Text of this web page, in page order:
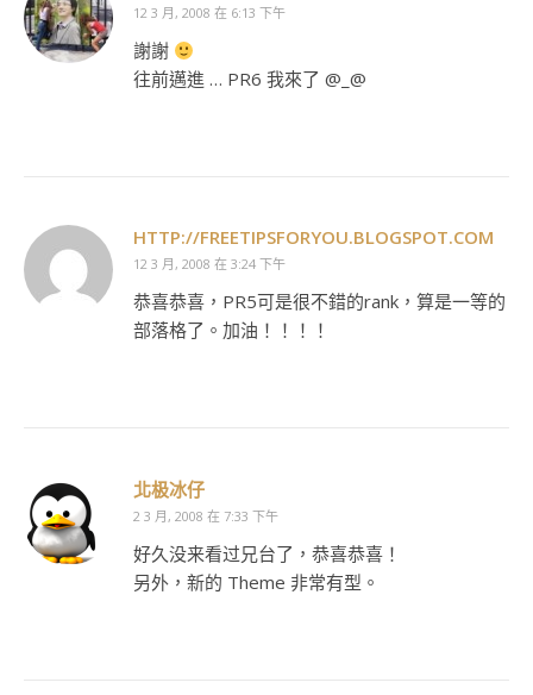
12 3 月, 2008 在 6:13 下午
謝謝
往前邁進 … PR6 我來了 @_@
HTTP://FREETIPSFORYOU.BLOGSPOT.COM
12 3 月, 2008 在 3:24 下午
恭喜恭喜，PR5可是很不錯的rank，算是一等的
部落格了。加油！！！！
北极冰仔
2 3 月, 2008 在 7:33 下午
好久没来看过兄台了，恭喜恭喜！
另外，新的 Theme 非常有型。